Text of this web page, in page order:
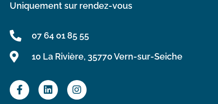
Uniquement sur rendez-vous
07 64 01 85 55
10 La Rivière, 35770 Vern-sur-Seiche